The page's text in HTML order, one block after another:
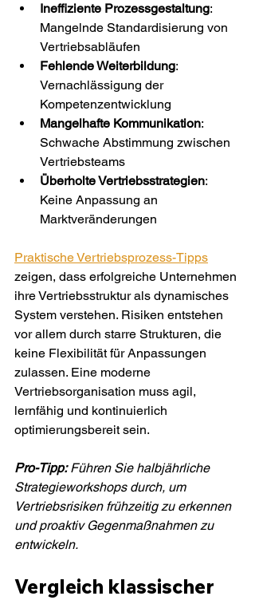
Ineffiziente Prozessgestaltung:
Mangelnde Standardisierung von
Vertriebsabläufen
Fehlende Weiterbildung:
Vernachlässigung der
Kompetenzentwicklung
Mangelhafte Kommunikation:
Schwache Abstimmung zwischen
Vertriebsteams
Überholte Vertriebsstrategien:
Keine Anpassung an
Marktveränderungen
Praktische Vertriebsprozess-Tipps
zeigen, dass erfolgreiche Unternehmen
ihre Vertriebsstruktur als dynamisches
System verstehen. Risiken entstehen
vor allem durch starre Strukturen, die
keine Flexibilität für Anpassungen
zulassen. Eine moderne
Vertriebsorganisation muss agil,
lernfähig und kontinuierlich
optimierungsbereit sein.
Pro-Tipp: Führen Sie halbjährliche
Strategieworkshops durch, um
Vertriebsrisiken frühzeitig zu erkennen
und proaktiv Gegenmaßnahmen zu
entwickeln.
Vergleich klassischer